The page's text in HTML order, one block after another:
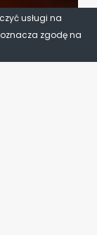
usługi na
zgodę na